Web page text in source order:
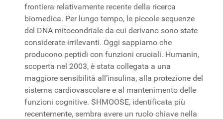
frontiera relativamente recente della ricerca
biomedica. Per lungo tempo, le piccole sequenze
del DNA mitocondriale da cui derivano sono state
considerate irrilevanti. Oggi sappiamo che
producono peptidi con funzioni cruciali. Humanin,
scoperta nel 2003, è stata collegata a una
maggiore sensibilità all’insulina, alla protezione del
sistema cardiovascolare e al mantenimento delle
funzioni cognitive. SHMOOSE, identificata più
recentemente, sembra avere un ruolo chiave nella